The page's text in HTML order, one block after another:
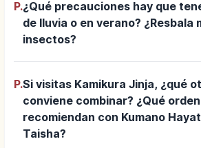
P.¿Qué precauciones hay que
de lluvia o en verano? ¿Resbala
insectos?
P.Si visitas Kamikura Jinja, ¿qué
conviene combinar? ¿Qué orden
recomiendan con Kumano
Taisha?